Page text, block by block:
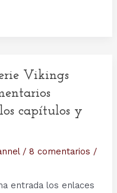
Vikings
capítulos y
/ 8 comentarios /
entrada los enlaces